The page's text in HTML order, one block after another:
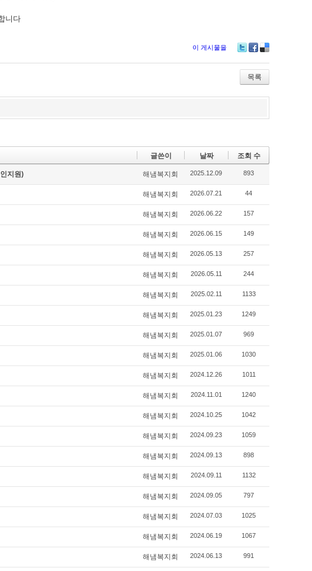
니다
이 게시물을
목록
글쓴이 날짜 조회 수
지원) 해냄복지회 2025.12.09 893
해냄복지회 2026.07.21 44
해냄복지회 2026.06.22 157
해냄복지회 2026.06.15 149
해냄복지회 2026.05.13 257
해냄복지회 2026.05.11 244
해냄복지회 2025.02.11 1133
해냄복지회 2025.01.23 1249
해냄복지회 2025.01.07 969
해냄복지회 2025.01.06 1030
해냄복지회 2024.12.26 1011
해냄복지회 2024.11.01 1240
해냄복지회 2024.10.25 1042
해냄복지회 2024.09.23 1059
해냄복지회 2024.09.13 898
해냄복지회 2024.09.11 1132
해냄복지회 2024.09.05 797
해냄복지회 2024.07.03 1025
해냄복지회 2024.06.19 1067
해냄복지회 2024.06.13 991